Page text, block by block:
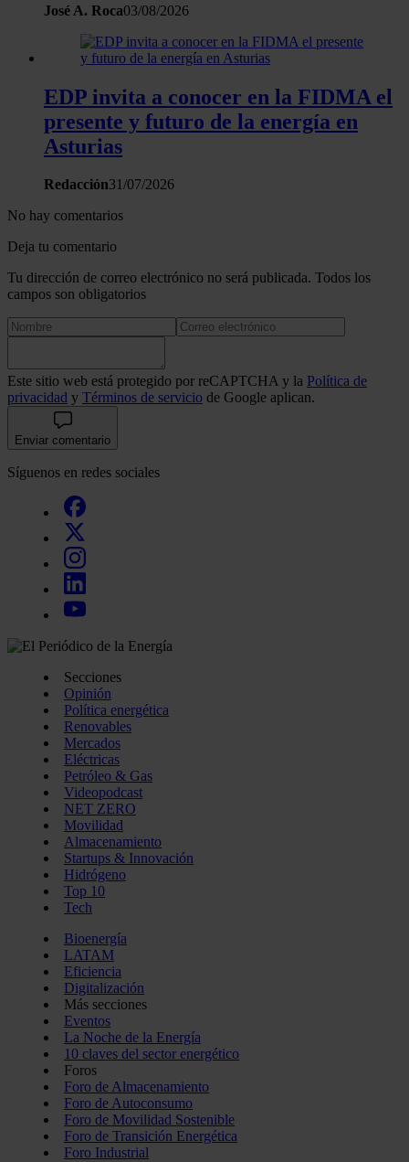
José A. Roca03/08/2026
EDP invita a conocer en la FIDMA el
presente y futuro de la energía en
Asturias
Redacción31/07/2026
No hay comentarios
Deja tu comentario
Tu dirección de correo electrónico no será publicada. Todos los
campos son obligatorios
Este sitio web está protegido por reCAPTCHA y la Política de
privacidad y Términos de servicio de Google aplican.
Enviar comentario
Síguenos en redes sociales
Secciones
Opinión
Política energética
Renovables
Mercados
Eléctricas
Petróleo & Gas
Videopodcast
NET ZERO
Movilidad
Almacenamiento
Startups & Innovación
Hidrógeno
Top 10
Tech
Bioenergía
LATAM
Eficiencia
Digitalización
Más secciones
Eventos
La Noche de la Energía
10 claves del sector energético
Foros
Foro de Almacenamiento
Foro de Autoconsumo
Foro de Movilidad Sostenible
Foro de Transición Energética
Foro Industrial